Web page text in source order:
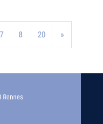
7 8 20 »
Rennes